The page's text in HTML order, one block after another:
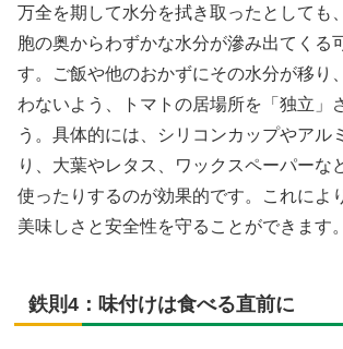
万全を期して水分を拭き取ったとしても
胞の奥からわずかな水分が滲み出てくる
す。ご飯や他のおかずにその水分が移り
わないよう、トマトの居場所を「独立」
う。具体的には、シリコンカップやアル
り、大葉やレタス、ワックスペーパーな
使ったりするのが効果的です。これによ
美味しさと安全性を守ることができます。
鉄則4：味付けは食べる直前に